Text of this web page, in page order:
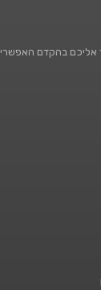
אליכם בהקדם האפשרי